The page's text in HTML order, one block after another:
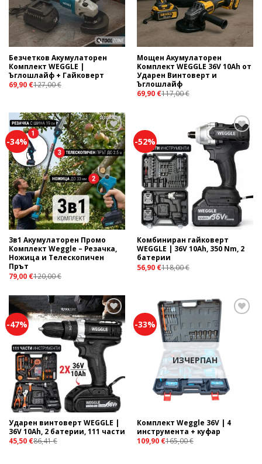
Безчетков Акумулаторен
Комплект WEGGLE |
Ъглошлайф + Гайковерт
69,90 €127,00€
Мощен Aкумулаторен
Kомплект WEGGLE 36V 10Ah от
Ударен Винтоверт и
Ъглошлайф
69,90 €117,00€
-34%
Add to
wishlist
3в1 Акумулаторен Промо
Комплект Weggle – Резачка,
Ножица и Телескопичен
Прът
79,00 €120,00€
-52%
Add to
wishlist
Комбиниран гайковерт
WEGGLE | 36V 10Ah, 350 Nm, 2
батерии
56,90 €118,00€
-47%
Add to
wishlist
Ударен винтоверт WEGGLE |
36V 10Ah, 2 батерии, 111 части
45,50 €86,41€
-33%
ИЗЧЕРПАН
Комплект Weggle 36V | 4
инструмента + куфар
109,90 €165,00€